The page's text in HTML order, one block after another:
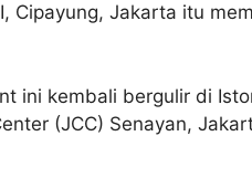
Cipayung, Jakarta itu
ini kembali bergulir di
(JCC) Senayan,